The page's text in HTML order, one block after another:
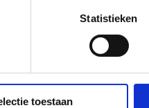
Statistieken
toestaan